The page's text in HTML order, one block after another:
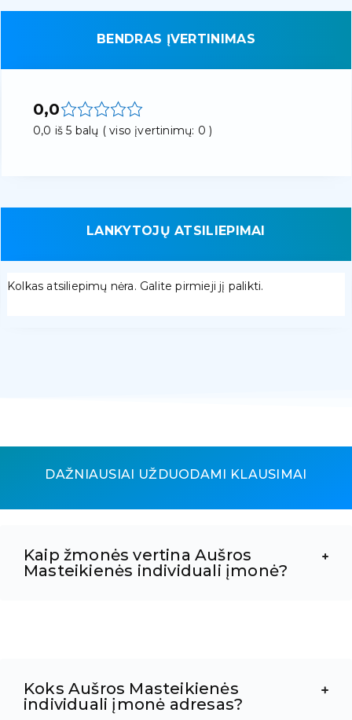
BENDRAS ĮVERTINIMAS
0,0
0,0 iš 5 balų ( viso įvertinimų: 0 )
LANKYTOJŲ ATSILIEPIMAI
Kolkas atsiliepimų nėra. Galite pirmieji jį palikti.
DAŽNIAUSIAI UŽDUODAMI KLAUSIMAI
Kaip žmonės vertina Aušros
Masteikienės individuali įmonė?
Koks Aušros Masteikienės
individuali įmonė adresas?